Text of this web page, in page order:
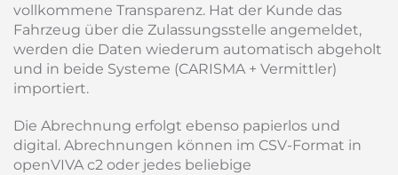
vollkommene Transparenz. Hat der Kunde das
Fahrzeug über die Zulassungsstelle angemeldet,
werden die Daten wiederum automatisch abgeholt
und in beide Systeme (CARISMA + Vermittler)
importiert.
Die Abrechnung erfolgt ebenso papierlos und
digital. Abrechnungen können im CSV-Format in
openVIVA c2 oder jedes beliebige